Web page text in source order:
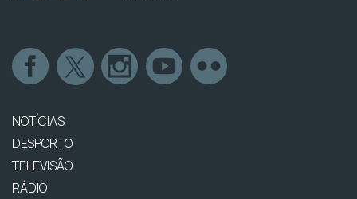
NOTÍCIAS
DESPORTO
TELEVISÃO
RÁDIO